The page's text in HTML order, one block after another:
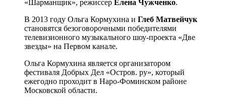
«Шарманщик», режиссер Елена Чужченко.
В 2013 году Ольга Кормухина и Глеб Матвейчук
становятся безоговорочными победителями
телевизионного музыкального шоу-проекта «Две
звезды» на Первом канале.
Ольга Кормухина является организатором
фестиваля Добрых Дел «Остров. ру», который
ежегодно проходит в Наро-Фоминском районе
Московской области.